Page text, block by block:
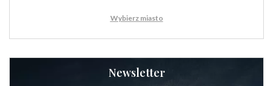
Wybierz miasto
Newsletter